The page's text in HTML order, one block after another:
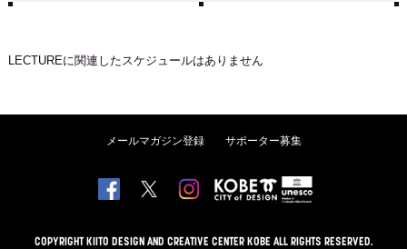
LECTUREに関連したスケジュールはありません
メールマガジン登録 サポーター募集
COPYRIGHT KIITO DESIGN AND CREATIVE CENTER KOBE ALL RIGHTS RESERVED.